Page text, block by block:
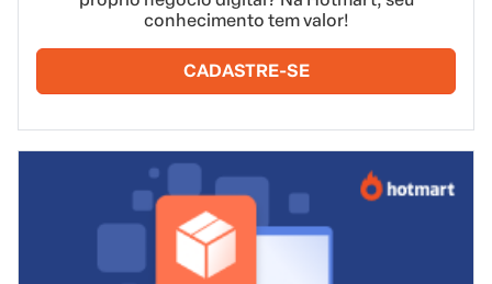
conhecimento tem valor!
CADASTRE-SE